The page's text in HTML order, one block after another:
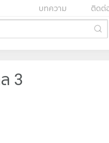
ติดต่
บทความ
3